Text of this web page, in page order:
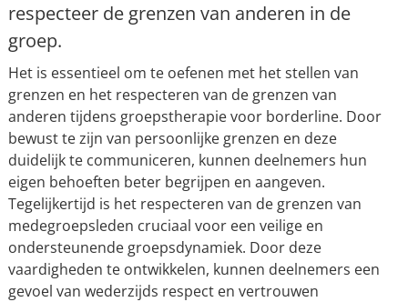
respecteer de grenzen van anderen in de
groep.
Het is essentieel om te oefenen met het stellen van
grenzen en het respecteren van de grenzen van
anderen tijdens groepstherapie voor borderline. Door
bewust te zijn van persoonlijke grenzen en deze
duidelijk te communiceren, kunnen deelnemers hun
eigen behoeften beter begrijpen en aangeven.
Tegelijkertijd is het respecteren van de grenzen van
medegroepsleden cruciaal voor een veilige en
ondersteunende groepsdynamiek. Door deze
vaardigheden te ontwikkelen, kunnen deelnemers een
gevoel van wederzijds respect en vertrouwen